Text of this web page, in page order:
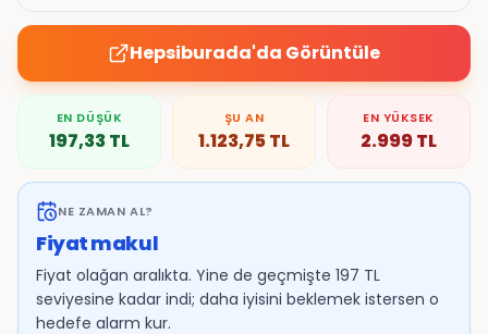
Hepsiburada'da Görüntüle
EN DÜŞÜK
197,33TL
ŞU AN
1.123,75TL
EN YÜKSEK
2.999TL
NE ZAMAN AL?
Fiyat makul
Fiyat olağan aralıkta. Yine de geçmişte 197 TL
seviyesine kadar indi; daha iyisini beklemek istersen o
hedefe alarm kur.